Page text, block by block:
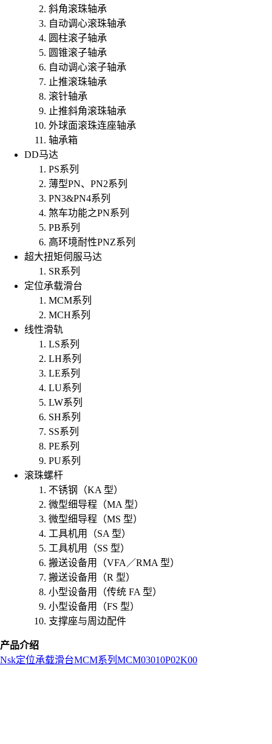
斜角滚珠轴承
自动调心滚珠轴承
圆柱滚子轴承
圆锥滚子轴承
自动调心滚子轴承
止推滚珠轴承
滚针轴承
止推斜角滚珠轴承
外球面滚珠连座轴承
轴承箱
DD马达
PS系列
薄型PN、PN2系列
PN3&PN4系列
煞车功能之PN系列
PB系列
高环境耐性PNZ系列
超大扭矩伺服马达
SR系列
定位承载滑台
MCM系列
MCH系列
线性滑轨
LS系列
LH系列
LE系列
LU系列
LW系列
SH系列
SS系列
PE系列
PU系列
滚珠螺杆
不锈钢（KA 型）
微型细导程（MA 型）
微型细导程（MS 型）
工具机用（SA 型）
工具机用（SS 型）
搬送设备用（VFA／RMA 型）
搬送设备用（R 型）
小型设备用（传统 FA 型）
小型设备用（FS 型）
支撑座与周边配件
产品介绍
Nsk定位承载滑台MCM系列 MCM03010P02K00